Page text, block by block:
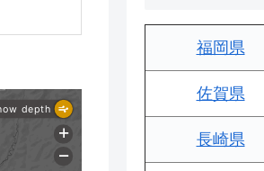
福岡県
佐賀県
長崎県